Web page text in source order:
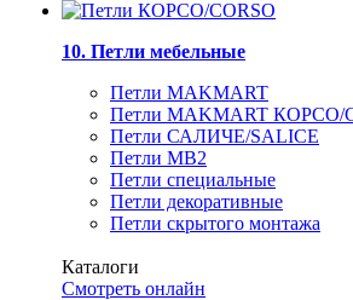
10. Петли мебельные
Петли MAKMART
Петли MAKMART КОРСО/
Петли САЛИЧЕ/SALICE
Петли MB2
Петли специальные
Петли декоративные
Петли скрытого монтажа
Каталоги
Смотреть онлайн